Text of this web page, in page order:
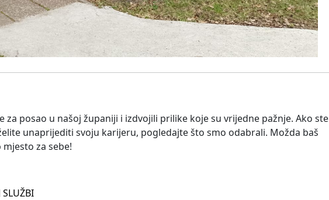
posao u našoj županiji i izdvojili prilike koje su vrijedne pažnje. Ako ste
unaprijediti svoju karijeru, pogledajte što smo odabrali. Možda baš
za sebe!